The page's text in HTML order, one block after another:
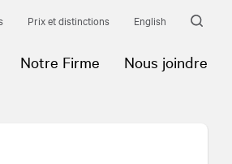
Prix et distinctions English
Notre Firme Nous joindre